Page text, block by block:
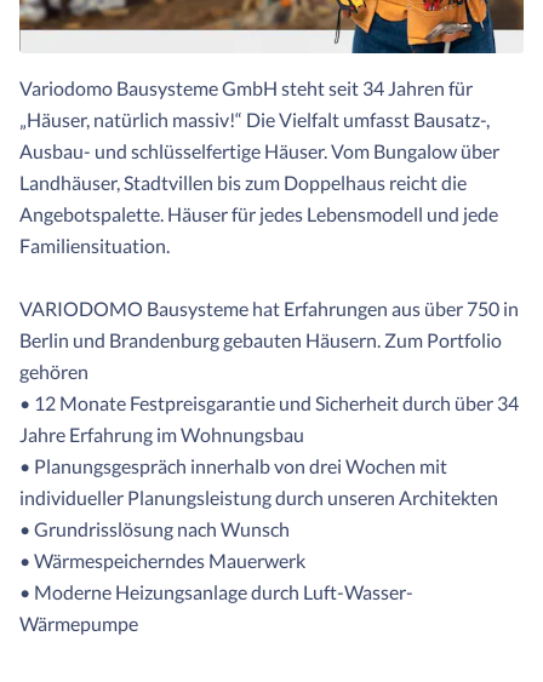
Variodomo Bausysteme GmbH steht seit 34 Jahren für
„Häuser, natürlich massiv!“ Die Vielfalt umfasst Bausatz-,
Ausbau- und schlüsselfertige Häuser. Vom Bungalow über
Landhäuser, Stadtvillen bis zum Doppelhaus reicht die
Angebotspalette. Häuser für jedes Lebensmodell und jede
Familiensituation.
VARIODOMO Bausysteme hat Erfahrungen aus über 750 in
Berlin und Brandenburg gebauten Häusern. Zum Portfolio
gehören
• 12 Monate Festpreisgarantie und Sicherheit durch über 34
Jahre Erfahrung im Wohnungsbau
• Planungsgespräch innerhalb von drei Wochen mit
individueller Planungsleistung durch unseren Architekten
• Grundrisslösung nach Wunsch
• Wärmespeicherndes Mauerwerk
• Moderne Heizungsanlage durch Luft-Wasser-
Wärmepumpe